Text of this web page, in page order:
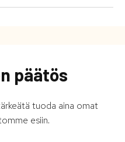
päätös
tuoda aina omat
esiin.